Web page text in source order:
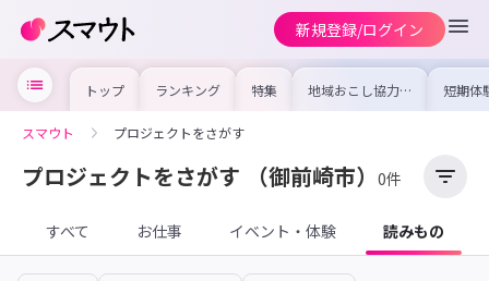
新規登録/ログイン
トップ ランキング 特集 地域おこし協力隊
の求人やイベント
を集めました！仕
けよう
短期体
り〜数
域を知
スマウト プロジェクトをさがす
プロジェクトをさがす （御前崎市） 0件
すべて お仕事 イベント・体験 読みもの